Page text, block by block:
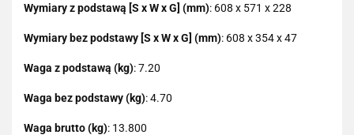
Wymiary z podstawą [S x W x G] (mm): 608 x 571 x 228
Wymiary bez podstawy [S x W x G] (mm): 608 x 354 x 47
Waga z podstawą (kg): 7.20
Waga bez podstawy (kg): 4.70
Waga brutto (kg): 13.800